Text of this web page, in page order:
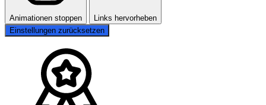
Animationen stoppen
Links hervorheben
Einstellungen zurücksetzen